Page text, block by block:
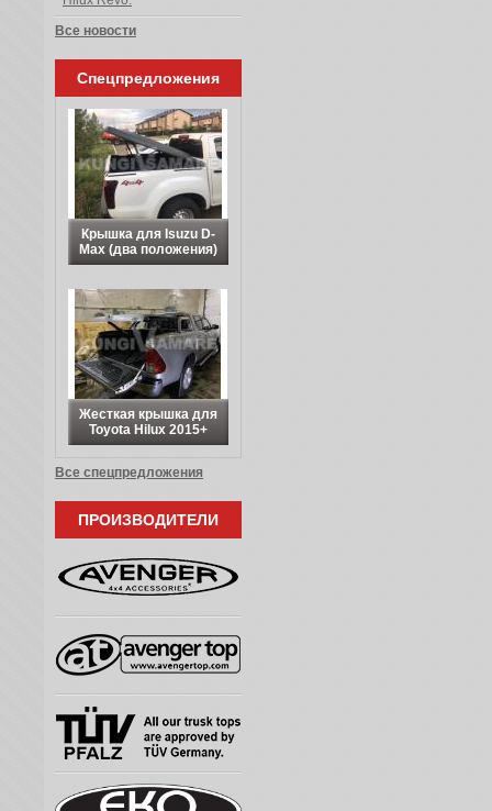
Все новости
Спецпредложения
Крышка для Isuzu D-
Max (два положения)
Жесткая крышка для
Toyota Hilux 2015+
Все спецпредложения
ПРОИЗВОДИТЕЛИ